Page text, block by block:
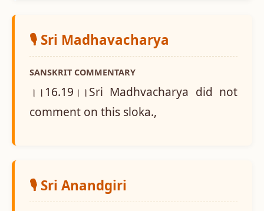
🎙️ Sri Madhavacharya
SANSKRIT COMMENTARY
।।16.19।।Sri Madhvacharya did not
comment on this sloka.,
🎙️ Sri Anandgiri